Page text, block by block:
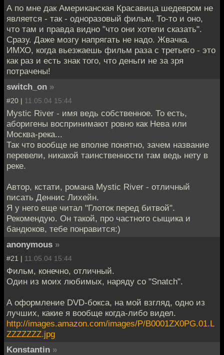
А по мне дак Американская Красавица шедевром не
является - так - одноразовый фильм. То-то и оно,
что там и правда видно "что они хотели сказать".
Сразу. Даже мозгу напрягать не надо. Жвачка.
ИМХО, когда вьезжаешь фильм раза с третьего - это
как раз и есть знак того, что деньги не за зря
потрачены!
switch_on »
#20 | 11.05.04 15:44
Mystic River - имя ведь собственное. То есть,
аборигены воспринимают ровно как Нева или
Москва-река...
Так что вообще не вполне понятно, зачем название
перевели, никакой таинственности там ведь нету в
реке.
Автор, кстати, романа Mystic River - отличный
писать Деннис Лихейн.
Я у него еще читал "Глоток перед битвой".
Рекомендую. Он такой, про частного сыщика и
бандюков, тебе понравится:)
anonymous »
#21 | 11.05.04 15:44
Фильм, конечно, отличный.
Один из моих любимых, наряду со "Snatch".
А оформление DVD-бокса, на мой взгляд, одно из
лучших, какие я вообще когда-либо видел.
http://images.amazon.com/images/P/B0001ZX0PG.01.L
ZZZZZZZ.jpg
Konstantin »